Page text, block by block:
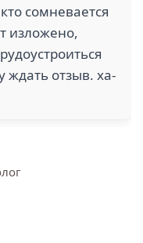
сомневается
изложено,
ждать отзыв. ха-